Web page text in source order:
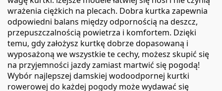
wrażenia ciężkich na plecach. Dobra kurtka zapewnia
odpowiedni balans między odpornością na deszcz,
przepuszczalnością powietrza i komfortem. Dzięki
temu, gdy założysz kurtkę dobrze dopasowaną i
wyposażoną we wszystkie te cechy, możesz skupić się
na przyjemności jazdy zamiast martwić się pogodą!
Wybór najlepszej damskiej wodoodpornej kurtki
rowerowej do każdej pogody może wydawać się